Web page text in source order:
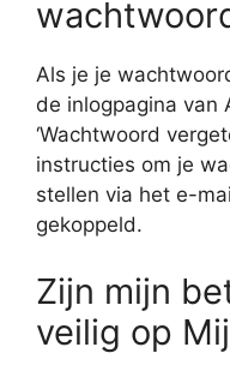
Als je je
de inlogpagina van
‘Wachtwoord
instructies om je
stellen via het e-
gekoppeld.
Zijn mijn
veilig op